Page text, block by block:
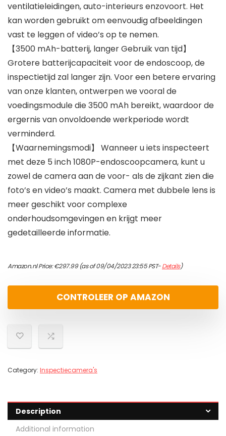
ventilatieleidingen, auto-interieurs enzovoort. Het
kan worden gebruikt om eenvoudig afbeeldingen
vast te leggen of video’s op te nemen.
【3500 mAh-batterij, langer Gebruik van tijd】
Grotere batterijcapaciteit voor de endoscoop, de
inspectietijd zal langer zijn. Voor een betere ervaring
van onze klanten, ontwerpen we vooral de
voedingsmodule die 3500 mAh bereikt, waardoor de
ergernis van onvoldoende werkperiode wordt
verminderd.
【Waarnemingsmodi】 Wanneer u iets inspecteert
met deze 5 inch 1080P-endoscoopcamera, kunt u
zowel de camera aan de voor- als de zijkant zien die
foto’s en video’s maakt. Camera met dubbele lens is
meer geschikt voor complexe
onderhoudsomgevingen en krijgt meer
gedetailleerde informatie.
Amazon.nl Price:€297.99(as of 09/04/2023 23:55 PST-Details)
CONTROLEER OP AMAZON
Category: Inspectiecamera's
Description
Additional information